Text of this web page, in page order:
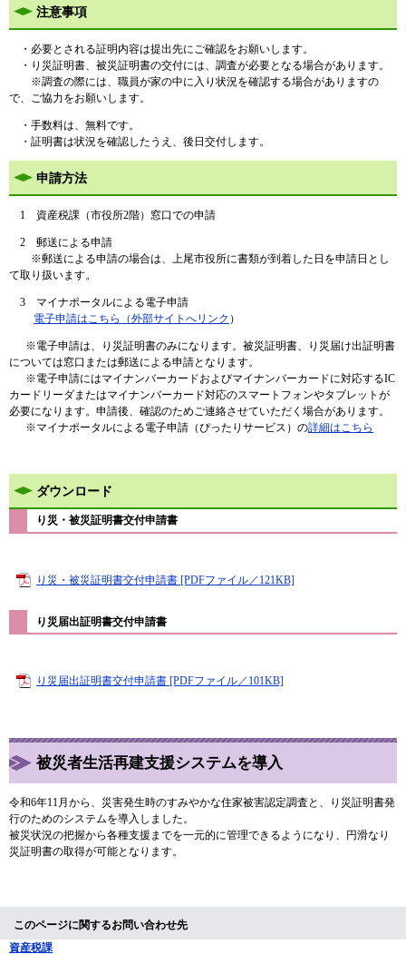
注意事項
・必要とされる証明内容は提出先にご確認をお願いします。
・ り災証明書、被災証明書の交付には、調査が必要となる場合があります。
※調査の際には、職員が家の中に入り状況を確認する場合がありますの
で、ご協力をお願いします。
・ 手数料は、無料です。
・ 証明書は状況を確認したうえ、後日交付します。
申請方法
1 資産税課（市役所2階）窓口での申請
2 郵送による申請
※郵送による申請の場合は、上尾市役所に書類が到着した日を申請日とし
て取り扱います。
3 マイナポータルによる電子申請
電子申請はこちら（外部サイトへリンク ）
※電子申請は、り災証明書のみになります。被災証明書、り災届け出証明書
については窓口または郵送による申請となります。
※電子申請にはマイナンバーカードおよびマイナンバーカードに対応するIC
カードリーダまたはマイナンバーカード対応のスマートフォンやタブレットが
必要になります。申請後、確認のためご連絡させていただく場合があります。
※マイナポータルによる電子申請（ぴったりサービス）の詳細はこちら
ダウンロード
り災・被災証明書交付申請書
り災・被災証明書交付申請書 [PDFファイル／121KB]
り災届出証明書交付申請書
り災届出証明書交付申請書 [PDFファイル／101KB]
被災者生活再建支援システムを導入
令和6年11月から、災害発生時のすみやかな住家被害認定調査と、り災証明書発
行のためのシステムを導入しました。
被災状況の把握から各種支援までを一元的に管理できるようになり、円滑なり
災証明書の取得が可能となります。​
このページに関するお問い合わせ先
資産税課